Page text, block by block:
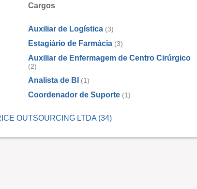
Cargos
Auxiliar de Logística (3)
Estagiário de Farmácia (3)
Auxiliar de Enfermagem de Centro Cirúrgico
(2)
Analista de BI (1)
Coordenador de Suporte (1)
OUTSOURCING LTDA (34)